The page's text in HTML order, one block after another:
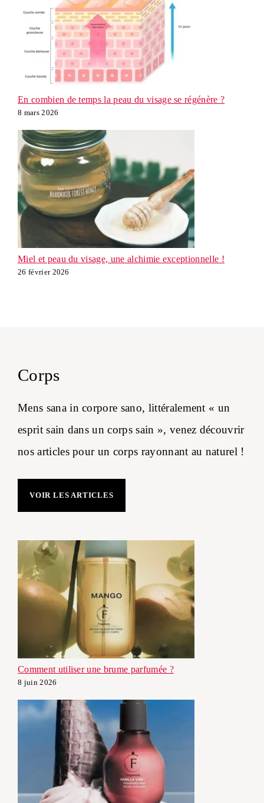
En combien de temps la peau du visage se régénère ?
8 mars 2026
Miel et peau du visage, une alchimie exceptionnelle !
26 février 2026
Corps
Mens sana in corpore sano, littéralement « un
esprit sain dans un corps sain », venez découvrir
nos articles pour un corps rayonnant au naturel !
VOIR LES ARTICLES
Comment utiliser une brume parfumée ?
8 juin 2026